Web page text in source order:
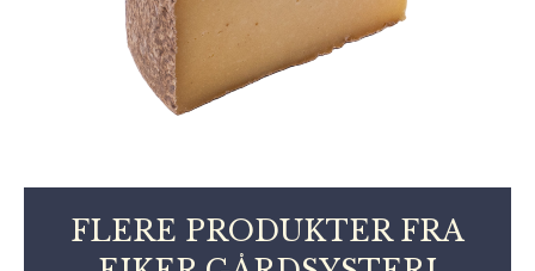
FLERE PRODUKTER FRA